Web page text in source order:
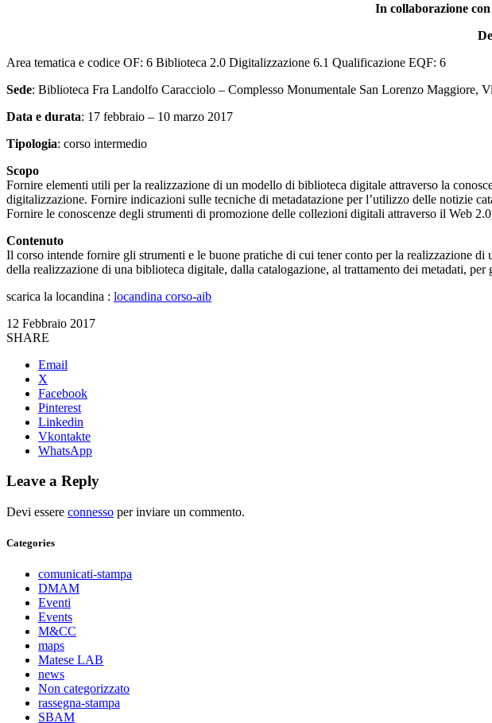
In collaborazione
Area tematica e codice OF: 6 Biblioteca 2.0 Digitalizzazione 6.1 Qualificazione EQF: 6
Sede: Biblioteca Fra Landolfo Caracciolo – Complesso Monumentale San Lorenzo Maggiore,
Data e durata: 17 febbraio – 10 marzo 2017
Tipologia: corso intermedio
Scopo
Fornire elementi utili per la realizzazione di un modello di biblioteca digitale attraverso la
digitalizzazione. Fornire indicazioni sulle tecniche di metadatazione per l’utilizzo delle notizie
Fornire le conoscenze degli strumenti di promozione delle collezioni digitali attraverso il Web
Contenuto
Il corso intende fornire gli strumenti e le buone pratiche di cui tener conto per la realizzazione
della realizzazione di una biblioteca digitale, dalla catalogazione, al trattamento dei metadati,
scarica la locandina : locandina corso-aib
12 Febbraio 2017
SHARE
Email
X
Facebook
Pinterest
Linkedin
Vkontakte
WhatsApp
Leave a Reply
Devi essere connesso per inviare un commento.
Categories
comunicati-stampa
DMAM
Eventi
Events
M&CC
maps
Matese LAB
news
Non categorizzato
rassegna-stampa
SBAM